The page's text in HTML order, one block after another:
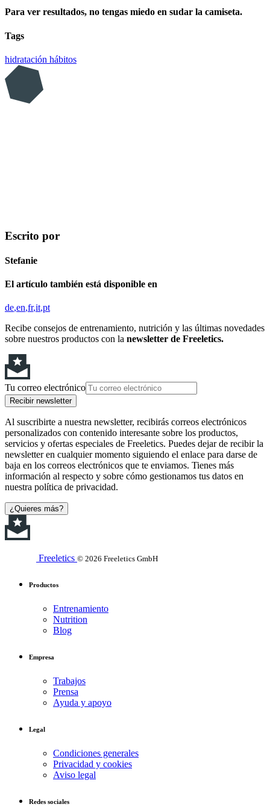
Para ver resultados, no tengas miedo en sudar la camiseta.
Tags
hidratación hábitos
Escrito por
Stefanie
El artículo también está disponible en
de en fr it pt
Recibe consejos de entrenamiento, nutrición y las últimas novedades
sobre nuestros productos con la newsletter de Freeletics.
Tu correo electrónico
Recibir newsletter
Al suscribirte a nuestra newsletter, recibirás correos electrónicos
personalizados con contenido interesante sobre los productos,
servicios y ofertas especiales de Freeletics. Puedes dejar de recibir la
newsletter en cualquier momento siguiendo el enlace para darse de
baja en los correos electrónicos que te enviamos. Tienes más
información al respecto y sobre cómo gestionamos tus datos en
nuestra política de privacidad.
¿Quieres más?
Freeletics © 2026 Freeletics GmbH
Productos
Entrenamiento
Nutrition
Blog
Empresa
Trabajos
Prensa
Ayuda y apoyo
Legal
Condiciones generales
Privacidad y cookies
Aviso legal
Redes sociales